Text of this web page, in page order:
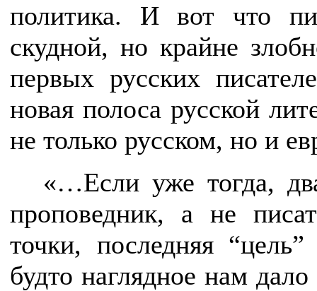
политика. И вот что
скудной, но крайне
первых русских
новая полоса русской
не только русском, но и
«…Если уже тогда,
проповедник, а не
точки, последняя
будто наглядное нам